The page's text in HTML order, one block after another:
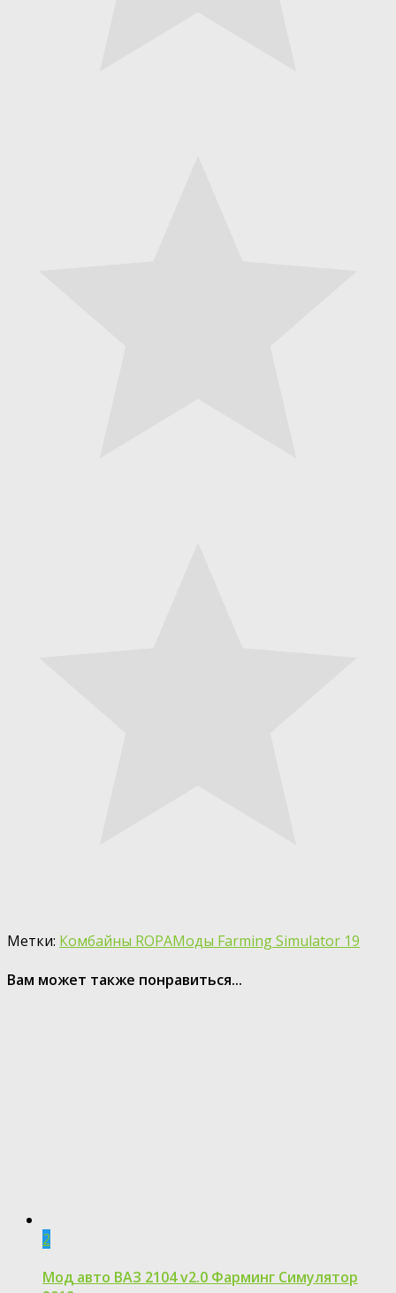
Метки: Комбайны ROPAМоды Farming Simulator 19
Вам может также понравиться...
2
Мод авто ВАЗ 2104 v2.0 Фарминг Симулятор